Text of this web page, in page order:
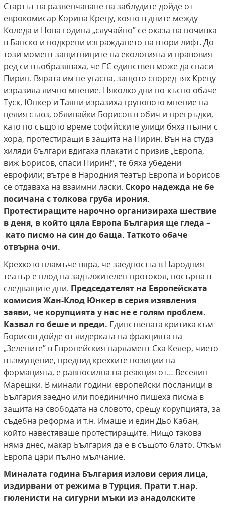
Стартът на развенчаване на заблудите дойде от
еврокомисар Корина Крецу, която в дните между
Коледа и Нова година „случайно” се оказа на почивка
в Банско и подкрепи изграждането на втори лифт. До
този момент защитниците на екологията и правовия
ред си въобразяваха, че ЕС единствен може да спаси
Пирин. Вярата им не угасна, защото според тях Крецу
изразила лично мнение. Няколко дни по-късно обаче
Туск, Юнкер и Таяни изразиха груповото мнение на
целия съюз, обливайки Борисов в обич и прегръдки,
като по същото време софийските улици бяха пълни с
хора, протестиращи в защита на Пирин. Вън на студа
хиляди българи вдигаха плакати с призив „Европа,
виж Борисов, спаси Пирин!”, те бяха убедени
еврофили; вътре в Народния театър Европа и Борисов
се отдаваха на взаимни ласки. Скоро надежда не бе
посичана с толкова груба ирония.
Протестиращите нарочно организираха шествие
в деня, в който цяла Европа България ще гледа –
като писмо на син до баща. Таткото обаче
отвърна очи.
Крехкото пламъче вяра, че заедността в Народния
театър е плод на задължителен протокол, посърна в
следващите дни. Председателят на Европейската
комисия Жан-Клод Юнкер в серия изявления
заяви, че корупцията у нас не е голям проблем.
Казвал го беше и преди. Единствената критика към
Борисов дойде от лидерката на фракцията на
„Зелените” в Европейския парламент Ска Келер, чието
възмущение, предвид крехките позиции на
формацията, е равносилна на реакция от… Веселин
Марешки. В минали години европейски посланици в
България заедно или поединично пишеха писма в
защита на свободата на словото, срещу корупцията, за
съдебна реформа и т.н. Имаше и един Дьо Кабан,
който навестяваше протестиращите. Нищо такова
няма днес, макар България да е в същото блато. Откъм
Европа цари пълно мълчание.
Миналата година България излови серия лица,
издирвани от режима в Турция. Прати т.нар.
гюленисти на сигурни мъки из анадолските